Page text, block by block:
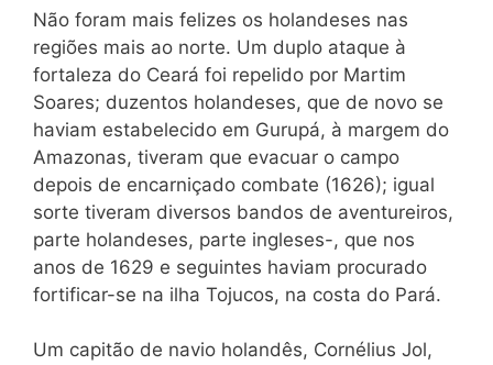
Não foram mais felizes os holandeses nas
regiões mais ao norte. Um duplo ataque à
fortaleza do Ceará foi repelido por Martim
Soares; duzentos holandeses, que de novo se
haviam estabelecido em Gurupá, à margem do
Amazonas, tiveram que evacuar o campo
depois de encarniçado combate (1626); igual
sorte tiveram diversos bandos de aventureiros,
parte holandeses, parte ingleses-, que nos
anos de 1629 e seguintes haviam procurado
fortificar-se na ilha Tojucos, na costa do Pará.
Um capitão de navio holandês, Cornélius Jol,